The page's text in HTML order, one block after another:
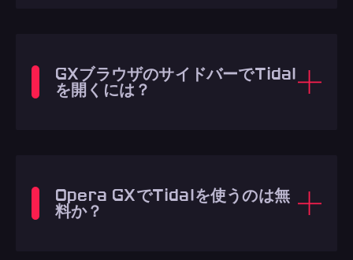
GXブラウザのサイドバーでTidal
を開くには？
Opera GXでTidalを使うのは無
料か？